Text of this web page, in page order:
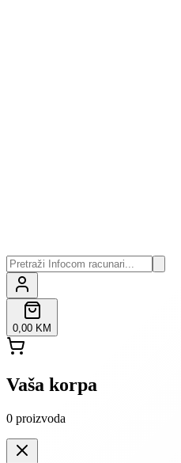
0,00 KM
Vaša korpa
0 proizvoda